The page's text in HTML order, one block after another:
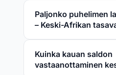
Paljonko puhelimen
– Keski-Afrikan
Kuinka kauan saldon
vastaanottaminen